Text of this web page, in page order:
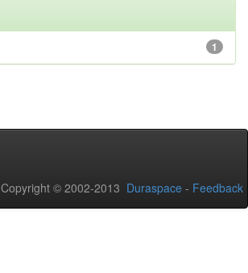
1
Copyright © 2002-2013 Duraspace - Feedback